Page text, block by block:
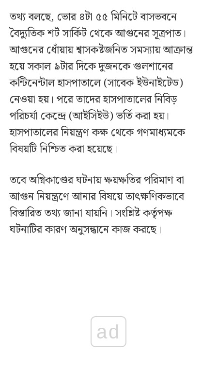
তথ্য বলছে, ভোর ৪টা ৫৫ মিনিটে বাসভবনে
বৈদ্যুতিক শর্ট সার্কিট থেকে আগুনের সূত্রপাত।
আগুনের ধোঁয়ায় শ্বাসকষ্টজনিত সমস্যায় আক্রান্ত
হয়ে সকাল ৯টার দিকে দুজনকে গুলশানের
কন্টিনেন্টাল হাসপাতালে (সাবেক ইউনাইটেড)
নেওয়া হয়। পরে তাদের হাসপাতালের নিবিড়
পরিচর্যা কেন্দ্রে (আইসিইউ) ভর্তি করা হয়।
হাসপাতালের নিয়ন্ত্রণ কক্ষ থেকে গণমাধ্যমকে
বিষয়টি নিশ্চিত করা হয়েছে।
তবে অগ্নিকাণ্ডের ঘটনায় ক্ষয়ক্ষতির পরিমাণ বা
আগুন নিয়ন্ত্রণে আনার বিষয়ে তাৎক্ষণিকভাবে
বিস্তারিত তথ্য জানা যায়নি। সংশ্লিষ্ট কর্তৃপক্ষ
ঘটনাটির কারণ অনুসন্ধানে কাজ করছে।
ad